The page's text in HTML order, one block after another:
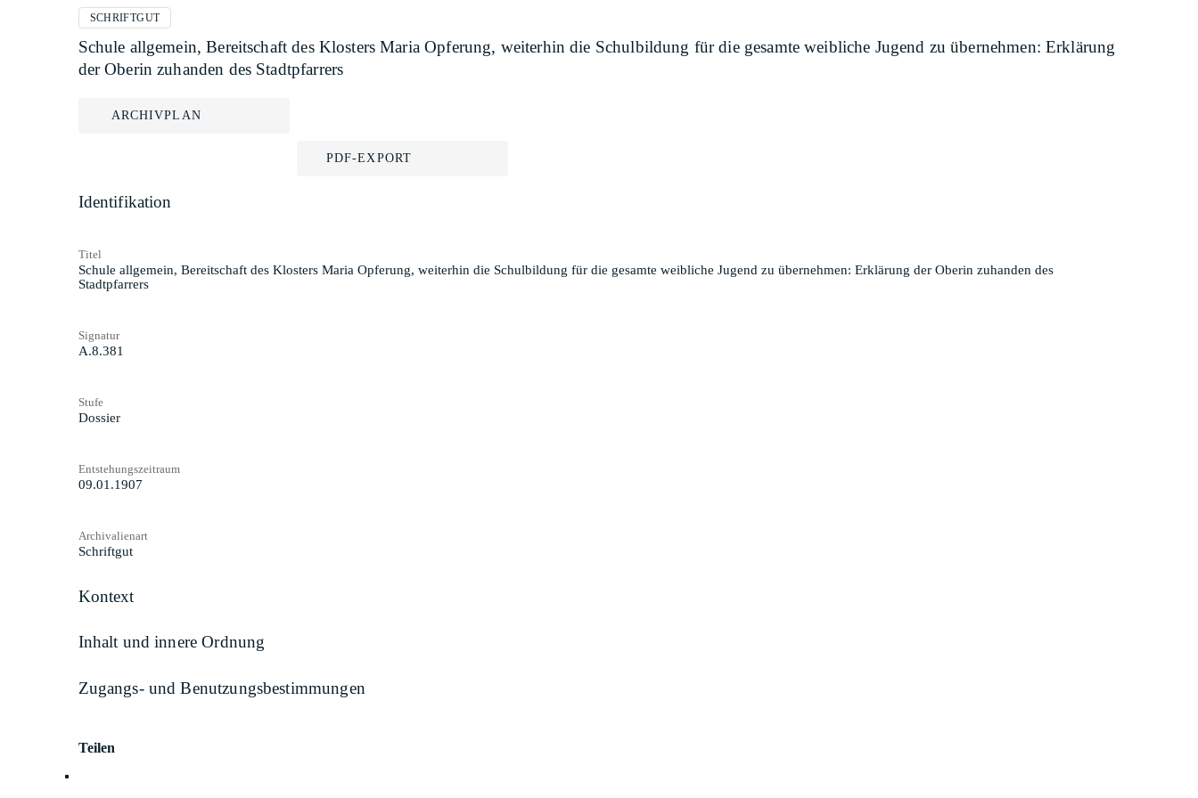
SCHRIFTGUT
Schule allgemein, Bereitschaft des Klosters Maria Opferung, weiterhin die Schulbildung für die gesamte weibliche Jugend zu übernehmen: Erklärung
der Oberin zuhanden des Stadtpfarrers
ARCHIVPLAN
PDF-EXPORT
Identifikation
Titel
Schule allgemein, Bereitschaft des Klosters Maria Opferung, weiterhin die Schulbildung für die gesamte weibliche Jugend zu übernehmen: Erklärung der Oberin zuhanden des
Stadtpfarrers
Signatur
A.8.381
Stufe
Dossier
Entstehungszeitraum
09.01.1907
Archivalienart
Schriftgut
Kontext
Inhalt und innere Ordnung
Zugangs- und Benutzungsbestimmungen
Teilen